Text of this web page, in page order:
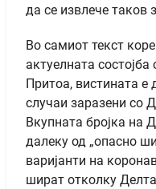
да се извлече таков
Во самиот текст
актуелната
Притоа, вистината е
случаи заразени со
Вкупната бројка на
далеку од „опасно
варијанти на
шират отколку